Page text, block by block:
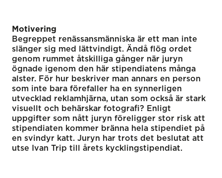
Motivering
Begreppet renässansmänniska är ett man inte
slänger sig med lättvindigt. Ändå flög ordet
genom rummet åtskilliga gånger när juryn
ögnade igenom den här stipendiatens många
alster. För hur beskriver man annars en person
som inte bara förefaller ha en synnerligen
utvecklad reklamhjärna, utan som också är stark
visuellt och behärskar fotografi? Enligt
uppgifter som nått juryn föreligger stor risk att
stipendiaten kommer bränna hela stipendiet på
en svindyr katt. Juryn har trots det beslutat att
utse Ivan Trip till årets kycklingstipendiat.